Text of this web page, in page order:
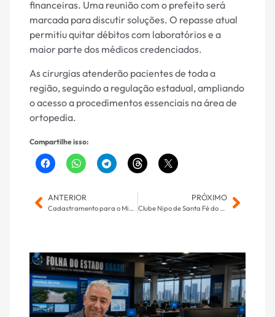
financeiras. Uma reunião com o prefeito será
marcada para discutir soluções. O repasse atual
permitiu quitar débitos com laboratórios e a
maior parte dos médicos credenciados.
As cirurgias atenderão pacientes de toda a
região, seguindo a regulação estadual, ampliando
o acesso a procedimentos essenciais na área de
ortopedia.
Compartilhe isso:
ANTERIOR
Cadastramento para o Minha Casa Minha Vida segue aberto até dia 30 de setembro
PRÓXIMO
Clube Nipo de Santa Fé do Sul realizou a 61ª edição do Bon Odori